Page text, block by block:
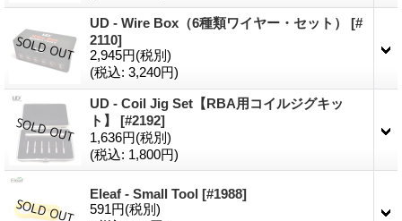
UD - Wire Box（6種類ワイヤー・セット） [#
2110]
2,945円(税別)
(税込: 3,240円)
UD - Coil Jig Set【RBA用コイルジグキッ
ト】 [#2192]
1,636円(税別)
(税込: 1,800円)
Eleaf - Small Tool [#1988]
591円(税別)